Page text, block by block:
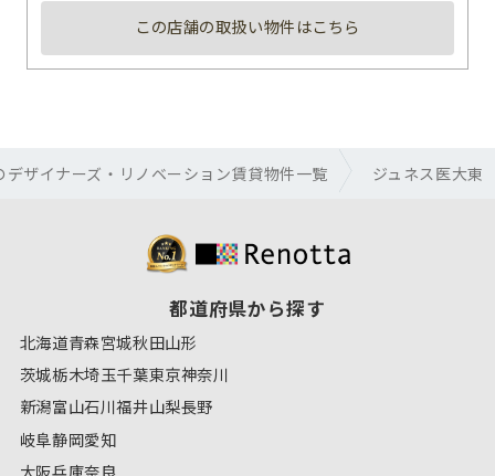
この店舗の取扱い物件はこちら
デザイナーズ・リノベーション賃貸物件一覧 ジュネス医大東
都道府県から探す
北海道青森宮城秋田山形
茨城栃木埼玉千葉東京神奈川
新潟富山石川福井山梨長野
岐阜静岡愛知
大阪兵庫奈良